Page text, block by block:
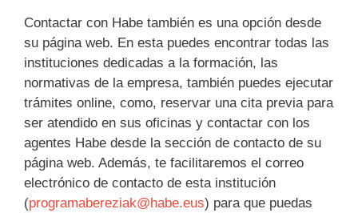
Contactar con Habe también es una opción desde
su página web. En esta puedes encontrar todas las
instituciones dedicadas a la formación, las
normativas de la empresa, también puedes ejecutar
trámites online, como, reservar una cita previa para
ser atendido en sus oficinas y contactar con los
agentes Habe desde la sección de contacto de su
página web. Además, te facilitaremos el correo
electrónico de contacto de esta institución
(programabereziak@habe.eus) para que puedas